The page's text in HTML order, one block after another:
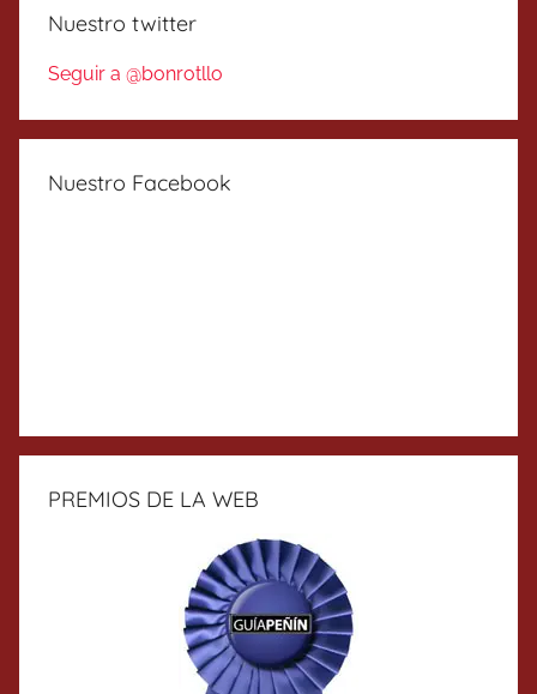
Nuestro twitter
Seguir a @bonrotllo
Nuestro Facebook
PREMIOS DE LA WEB